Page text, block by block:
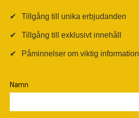
✔ Tillgång till unika erbjudanden
✔ Tillgång till exklusivt innehåll
✔ Påminnelser om viktig information
Namn